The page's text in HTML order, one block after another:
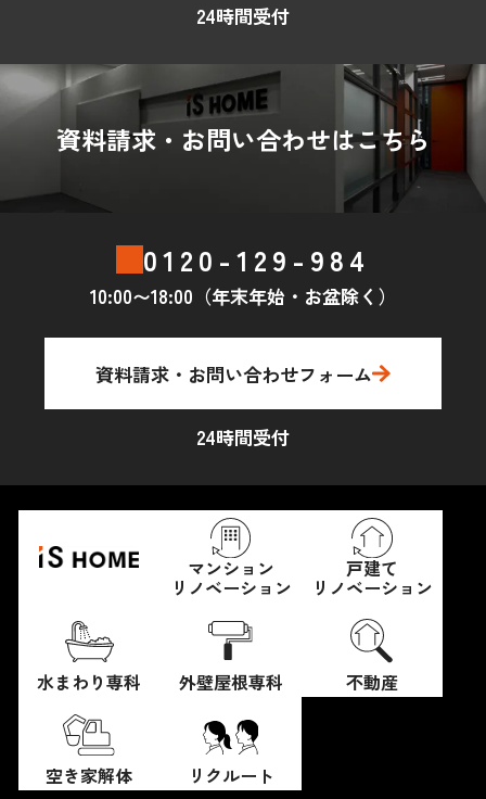
24時間受付
資料請求・お問い合わせはこちら
0120-129-984
10:00〜18:00（年末年始・お盆除く）
資料請求・お問い合わせフォーム
24時間受付
マンション
リノベーション
戸建て
リノベーション
水まわり専科 外壁屋根専科 不動産
空き家解体 リクルート